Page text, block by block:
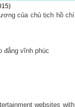
của chủ tịch hồ chí
đẳng vĩnh phúc
websites with